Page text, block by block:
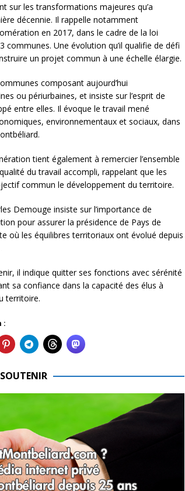
sur les transformations majeures qu’a
décennie. Il rappelle notamment
en 2017, dans le cadre de la loi
Une évolution qu’il qualifie de défi
un projet commun à une échelle élargie.
composant aujourd’hui
ou périurbaines, et insiste sur l’esprit de
entre elles. Il évoque le travail mené
environnementaux et sociaux, dans
tient également à remercier l’ensemble
du travail accompli, rappelant que les
commun le développement du territoire.
Demouge insiste sur l’importance de
pour assurer la présidence de Pays de
où les équilibres territoriaux ont évolué depuis
il indique quitter ses fonctions avec sérénité
sa confiance dans la capacité des élus à
territoire.
: